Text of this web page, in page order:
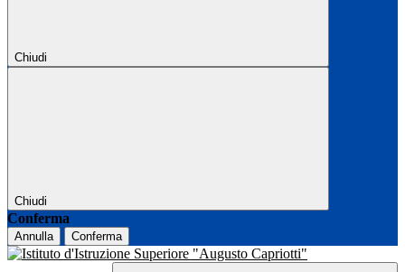
Chiudi
Chiudi
Conferma
Annulla Conferma